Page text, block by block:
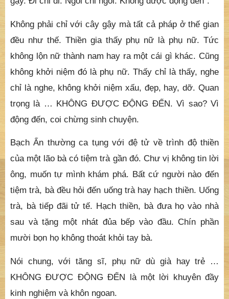
Không phải chỉ với cây gậy mà tất cả pháp ở thế gian
đều như thế. Thiền gia thấy phụ nữ là phụ nữ. Tức
không lộn nữ thành nam hay ra một cái gì khác. Cũng
không khởi niệm đó là phụ nữ. Thấy chỉ là thấy, nghe
chỉ là nghe, không khởi niệm xấu, đẹp, hay, dỡ. Quan
trọng là … KHÔNG ĐƯỢC ĐỘNG ĐẾN. Vì sao? Vì
động đến, coi chừng sinh chuyện.
Bạch Ẩn thường ca tụng với đệ tử về trình độ thiền
của một lão bà có tiệm trà gần đó. Chư vị không tin lời
ông, muốn tự mình khám phá. Bất cứ người nào đến
tiệm trà, bà đều hỏi đến uống trà hay hạch thiền. Uống
trà, bà tiếp đãi tử tế. Hạch thiền, bà đưa họ vào nhà
sau và tặng một nhát đủa bếp vào đầu. Chín phần
mười bọn họ không thoát khỏi tay bà.
Nói chung, với tăng sĩ, phụ nữ dù già hay trẻ …
KHÔNG ĐƯỢC ĐỘNG ĐẾN là một lời khuyên đầy
kinh nghiệm và khôn ngoan.